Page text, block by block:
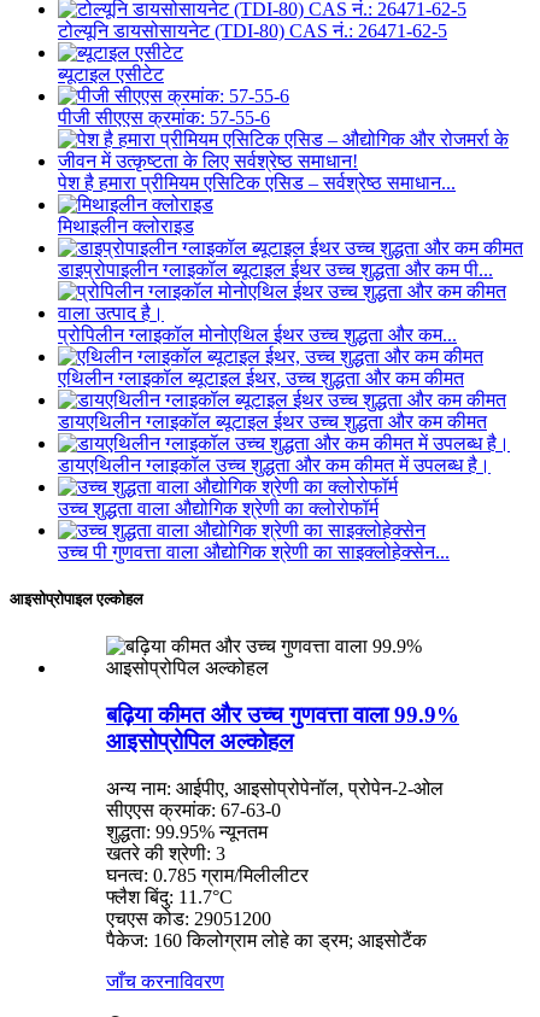
टोल्यूनि डायसोसायनेट (TDI-80) CAS नं.: 26471-62-5
ब्यूटाइल एसीटेट
पीजी सीएएस क्रमांक: 57-55-6
पेश है हमारा प्रीमियम एसिटिक एसिड – सर्वश्रेष्ठ समाधान...
मिथाइलीन क्लोराइड
डाइप्रोपाइलीन ग्लाइकॉल ब्यूटाइल ईथर उच्च शुद्धता और कम पी...
प्रोपिलीन ग्लाइकॉल मोनोएथिल ईथर उच्च शुद्धता और कम...
एथिलीन ग्लाइकॉल ब्यूटाइल ईथर, उच्च शुद्धता और कम कीमत
डायएथिलीन ग्लाइकॉल ब्यूटाइल ईथर उच्च शुद्धता और कम कीमत
डायएथिलीन ग्लाइकॉल उच्च शुद्धता और कम कीमत में उपलब्ध है।
उच्च शुद्धता वाला औद्योगिक श्रेणी का क्लोरोफॉर्म
उच्च पी गुणवत्ता वाला औद्योगिक श्रेणी का साइक्लोहेक्सेन...
आइसोप्रोपाइल एल्कोहल
बढ़िया कीमत और उच्च गुणवत्ता वाला 99.9%
आइसोप्रोपिल अल्कोहल
अन्य नाम: आईपीए, आइसोप्रोपेनॉल, प्रोपेन-2-ओल
सीएएस क्रमांक: 67-63-0
शुद्धता: 99.95% न्यूनतम
खतरे की श्रेणी: 3
घनत्व: 0.785 ग्राम/मिलीलीटर
फ्लैश बिंदु: 11.7°C
एचएस कोड: 29051200
पैकेज: 160 किलोग्राम लोहे का ड्रम; आइसोटैंक
जाँच करनाविवरण